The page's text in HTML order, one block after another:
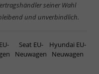
seiner Wahl
und unverbindlich.
Seat EU-
Neuwagen
Hyundai EU-
Neuwagen